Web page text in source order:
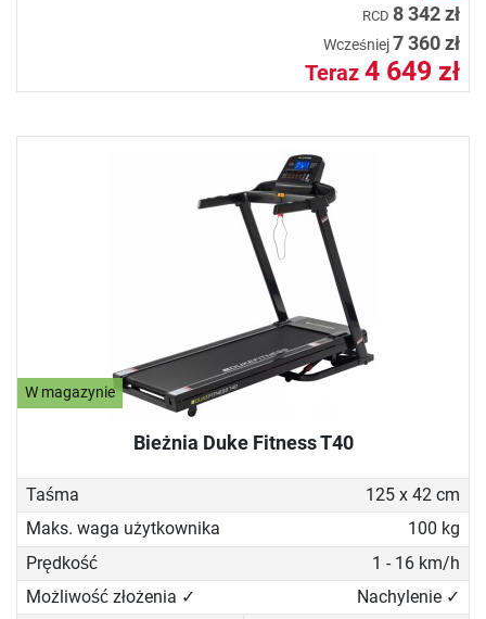
RCD 8 342 zł
Wcześniej7 360 zł
Teraz 4 649 zł
W magazynie
Bieżnia Duke Fitness T40
Taśma
125 x 42 cm
Maks. waga użytkownika
100 kg
Prędkość
1 - 16 km/h
Możliwość złożenia ✓
Nachylenie ✓